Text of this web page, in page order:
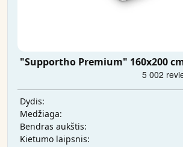
"Supportho Premium" 160x200
Dydis:
Medžiaga:
Bendras aukštis:
Kietumo laipsnis: